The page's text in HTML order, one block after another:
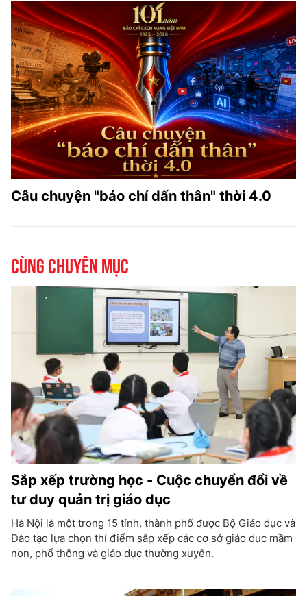
Câu chuyện "báo chí dấn thân" thời 4.0
Cùng chuyên mục
Sắp xếp trường học - Cuộc chuyển đổi về
tư duy quản trị giáo dục
Hà Nội là một trong 15 tỉnh, thành phố được Bộ Giáo dục và
Đào tạo lựa chọn thí điểm sắp xếp các cơ sở giáo dục mầm
non, phổ thông và giáo dục thường xuyên.